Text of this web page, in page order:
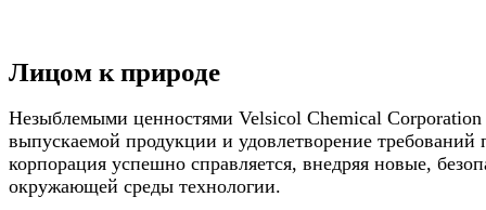
Лицом к природе
Незыблемыми ценностями Velsicol Chemical Corporation
выпускаемой продукции и удовлетворение требований
корпорация успешно справляется, внедряя новые,
окружающей среды технологии.